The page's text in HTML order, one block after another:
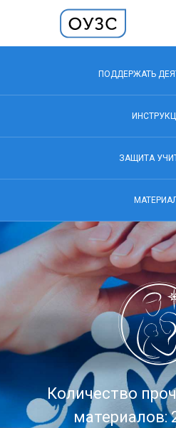
ПОДДЕРЖАТЬ
ЗАЩИТА
Количество
материалов: